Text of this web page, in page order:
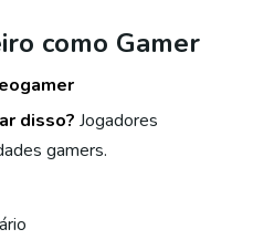
como Gamer
disso? Jogadores
gamers.